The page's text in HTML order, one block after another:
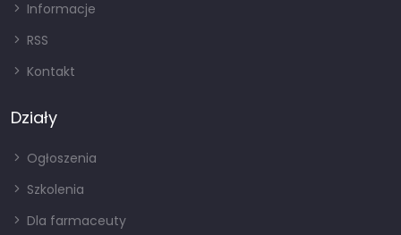
Informacje
RSS
Kontakt
Działy
Ogłoszenia
Szkolenia
Dla farmaceuty